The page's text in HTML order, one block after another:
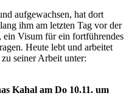
aufgewachsen, hat dort
ihm am letzten Tag vor der
ein Visum für ein fortführendes
Heute lebt und arbeitet
seiner Arbeit unter:
Kahal am Do 10.11. um